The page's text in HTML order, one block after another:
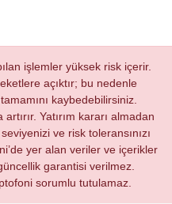
işlemler yüksek risk içerir.
açıktır; bu nedenle
tamamını kaybedebilirsiniz.
Yatırım kararı almadan
ve risk toleransınızı
yer alan veriler ve içerikler
garantisi verilmez.
sorumlu tutulamaz.